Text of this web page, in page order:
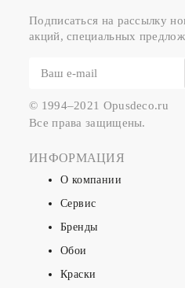
Подписаться на рассылку
акций, специальных
© 1994–2021 Opusdeco.ru
Все права защищены.
ИНФОРМАЦИЯ
О компании
Сервис
Бренды
Обои
Краски